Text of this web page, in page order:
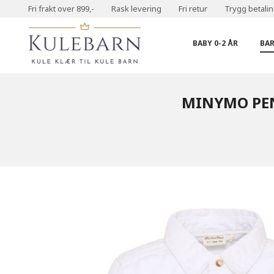
innholdet
Fri frakt over 899,- Rask levering Fri retur Trygg
PRODUKTER
BABY 0-2 ÅR
MINYMO